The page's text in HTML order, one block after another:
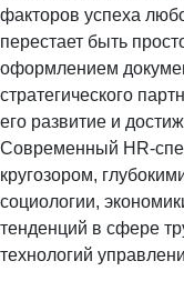
факторов успеха
перестает быть
оформлением
стратегического
его развитие и
Современный HR-
кругозором,
социологии,
тенденций в сфере
технологий